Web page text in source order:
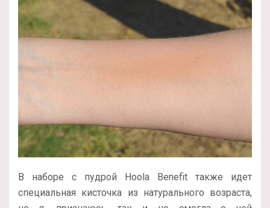
В наборе с пудрой Hoola Benefit также идет
специальная кисточка из натурального возраста,